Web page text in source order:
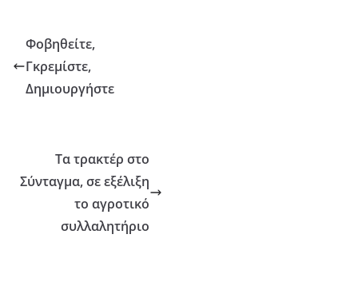
Φοβηθείτε,
Γκρεμίστε,
Δημιουργήστε
Τα τρακτέρ στο
Σύνταγμα, σε εξέλιξη
το αγροτικό
συλλαλητήριο